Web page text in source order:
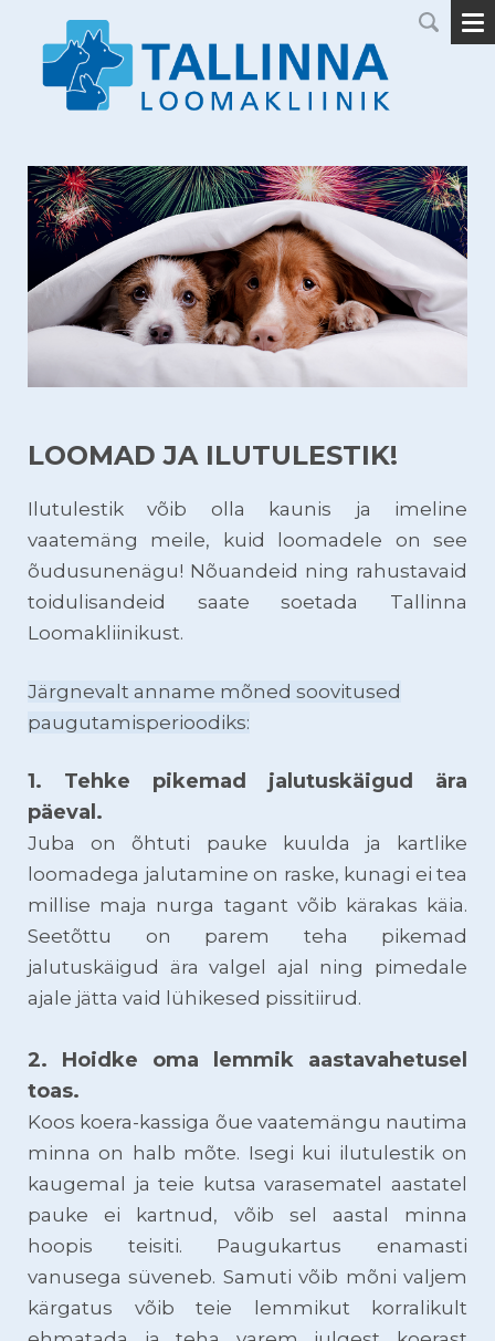
LOOMAD JA ILUTULESTIK!
Ilutulestik võib olla kaunis ja imeline
vaatemäng meile, kuid loomadele on see
õudusunenägu! Nõuandeid ning rahustavaid
toidulisandeid saate soetada Tallinna
Loomakliinikust.
Järgnevalt anname mõned soovitused
paugutamisperioodiks:
1. Tehke pikemad jalutuskäigud ära
päeval.
Juba on õhtuti pauke kuulda ja kartlike
loomadega jalutamine on raske, kunagi ei tea
millise maja nurga tagant võib kärakas käia.
Seetõttu on parem teha pikemad
jalutuskäigud ära valgel ajal ning pimedale
ajale jätta vaid lühikesed pissitiirud.
2. Hoidke oma lemmik aastavahetusel
toas.
Koos koera-kassiga õue vaatemängu nautima
minna on halb mõte. Isegi kui ilutulestik on
kaugemal ja teie kutsa varasematel aastatel
pauke ei kartnud, võib sel aastal minna
hoopis teisiti. Paugukartus enamasti
vanusega süveneb. Samuti võib mõni valjem
kärgatus võib teie lemmikut korralikult